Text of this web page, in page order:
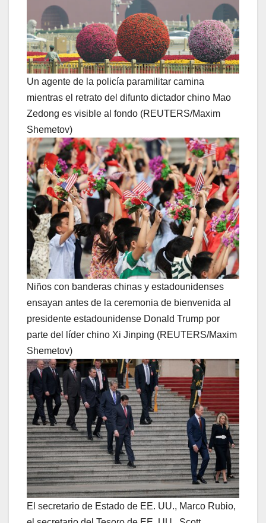
Un agente de la policía paramilitar camina
mientras el retrato del difunto dictador chino Mao
Zedong es visible al fondo (REUTERS/Maxim
Shemetov)
Niños con banderas chinas y estadounidenses
ensayan antes de la ceremonia de bienvenida al
presidente estadounidense Donald Trump por
parte del líder chino Xi Jinping (REUTERS/Maxim
Shemetov)
El secretario de Estado de EE. UU., Marco Rubio,